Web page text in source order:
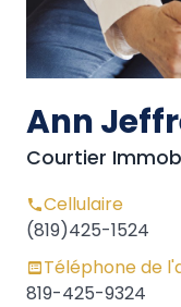
Ann
Courtier
Cellulaire
(819)425-1524
Téléphone de
819-425-9324